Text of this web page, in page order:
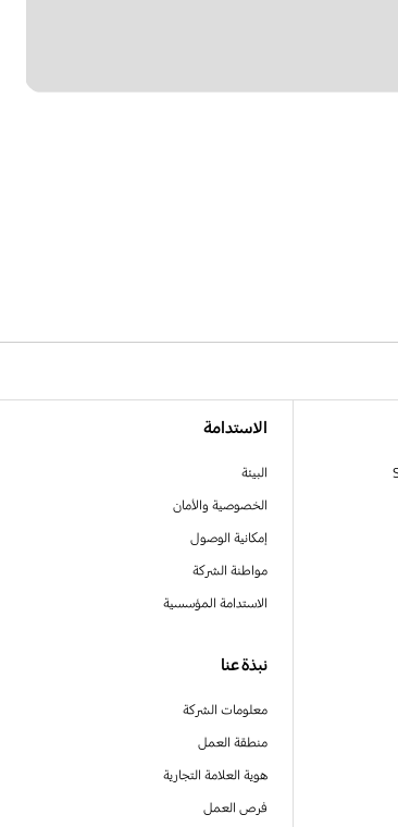
الاستدامة
البيئة
الخصوصية والأمان
إمكانية الوصول
مواطنة الشركة
الاستدامة المؤسسية
نبذة عنا
معلومات الشركة
منطقة العمل
هوية العلامة التجارية
فرص العمل